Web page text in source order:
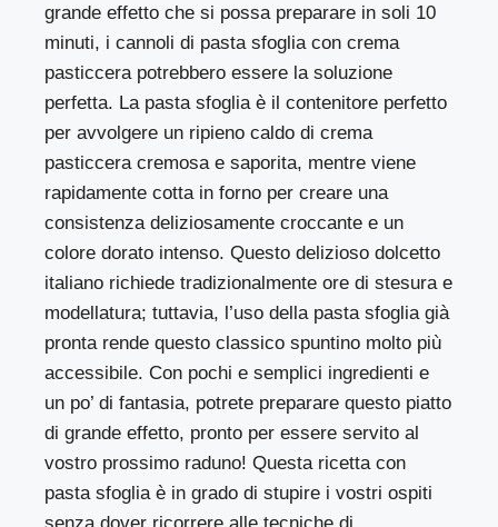
grande effetto che si possa preparare in soli 10
minuti, i cannoli di pasta sfoglia con crema
pasticcera potrebbero essere la soluzione
perfetta. La pasta sfoglia è il contenitore perfetto
per avvolgere un ripieno caldo di crema
pasticcera cremosa e saporita, mentre viene
rapidamente cotta in forno per creare una
consistenza deliziosamente croccante e un
colore dorato intenso. Questo delizioso dolcetto
italiano richiede tradizionalmente ore di stesura e
modellatura; tuttavia, l’uso della pasta sfoglia già
pronta rende questo classico spuntino molto più
accessibile. Con pochi e semplici ingredienti e
un po’ di fantasia, potrete preparare questo piatto
di grande effetto, pronto per essere servito al
vostro prossimo raduno! Questa ricetta con
pasta sfoglia è in grado di stupire i vostri ospiti